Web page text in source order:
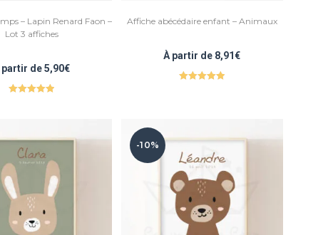
– Lapin Renard Faon –
Lot 3 affiches
partir de5,90€
Affiche abécédaire enfant – Animaux
À partir de 8,91€
-10%